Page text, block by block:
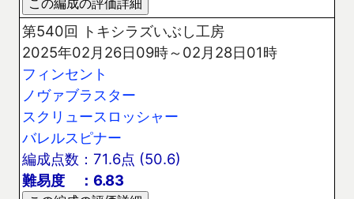
第540回 トキシラズいぶし工房
2025年02月26日09時～02月28日01時
フィンセント
ノヴァブラスター
スクリュースロッシャー
バレルスピナー
編成点数：71.6点 (50.6)
難易度 ：6.83